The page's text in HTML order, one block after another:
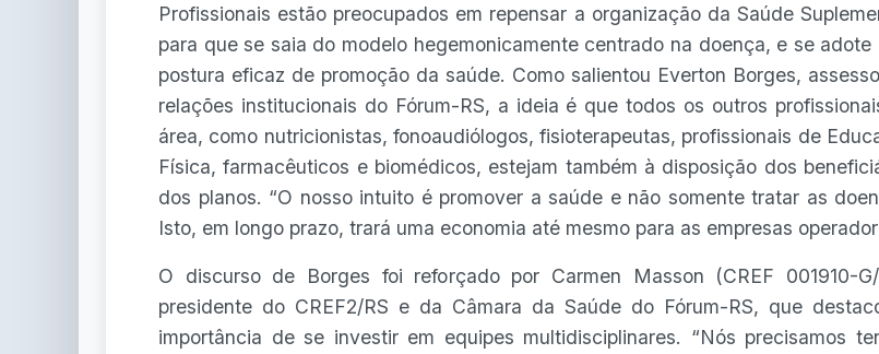
Profissionais estão preocupados em repensar a organização da Saúde
para que se saia do modelo hegemonicamente centrado na doença, e se adote
postura eficaz de promoção da saúde. Como salientou Everton Borges,
relações institucionais do Fórum-RS, a ideia é que todos os outros
área, como nutricionistas, fonoaudiólogos, fisioterapeutas, profissionais de
Física, farmacêuticos e biomédicos, estejam também à disposição dos
dos planos. “O nosso intuito é promover a saúde e não somente tratar as
Isto, em longo prazo, trará uma economia até mesmo para as empresas
O discurso de Borges foi reforçado por Carmen Masson (CREF 001910-G/
presidente do CREF2/RS e da Câmara da Saúde do Fórum-RS, que
importância de se investir em equipes multidisciplinares. “Nós precisamos